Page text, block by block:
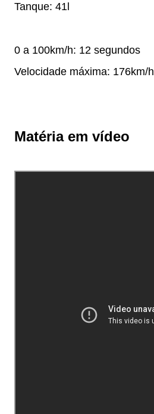
Tanque: 41l
0 a 100km/h: 12 segundos
Velocidade máxima: 176km/h
Matéria em vídeo